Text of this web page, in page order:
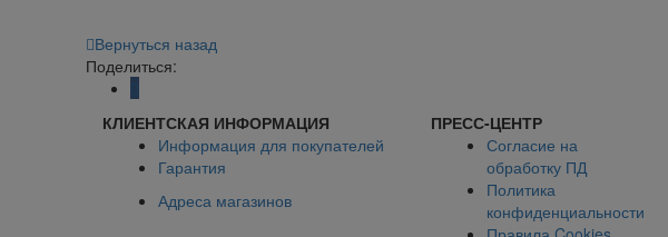
Вернуться назад
Поделиться:
КЛИЕНТСКАЯ ИНФОРМАЦИЯ ПРЕСС-ЦЕНТР
Информация для покупателей
Гарантия
Адреса магазинов
Согласие на
обработку ПД
Политика
конфиденциальности